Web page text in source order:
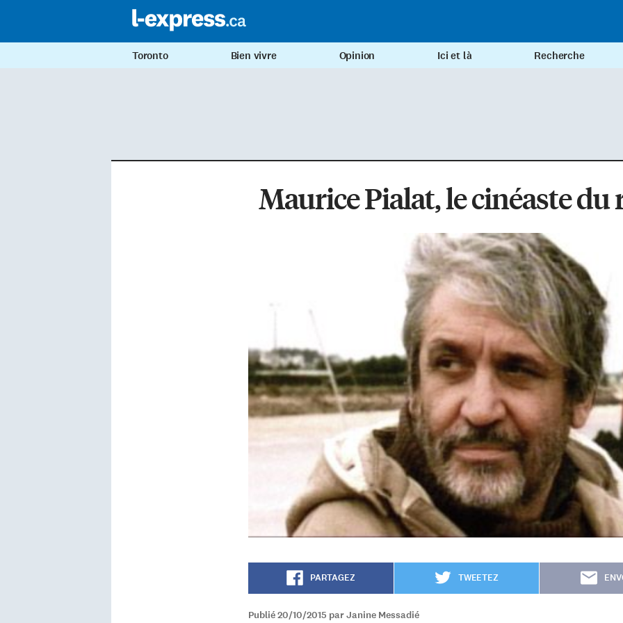
Toronto Bien vivre Opinion Ici et là Recherche
Maurice Pialat, le cinéaste du
PARTAGEZ TWEETEZ
Publié 20/10/2015 par Janine Messadié